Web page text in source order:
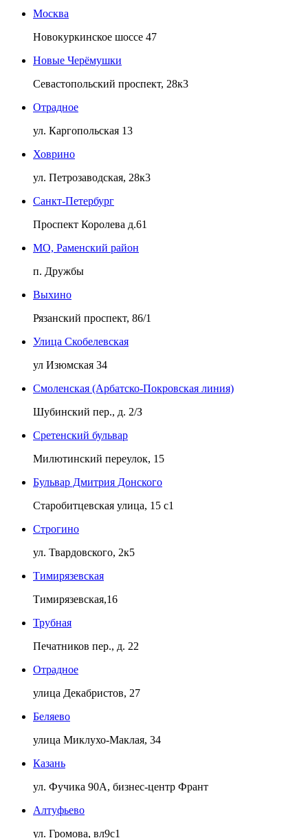
Москва
Новокуркинское шоссе 47
Новые Черёмушки
Севастопольский проспект, 28к3
Отрадное
ул. Каргопольская 13
Ховрино
ул. Петрозаводская, 28к3
Санкт-Петербург
Проспект Королева д.61
МО, Раменский район
п. Дружбы
Выхино
Рязанский проспект, 86/1
Улица Скобелевская
ул Изюмская 34
Смоленская (Арбатско-Покровская линия)
Шубинский пер., д. 2/З
Сретенский бульвар
Милютинский переулок, 15
Бульвар Дмитрия Донского
Старобитцевская улица, 15 с1
Строгино
ул. Твардовского, 2к5
Тимирязевская
Тимирязевская,16
Трубная
Печатников пер., д. 22
Отрадное
улица Декабристов, 27
Беляево
улица Миклухо-Маклая, 34
Казань
ул. Фучика 90А, бизнес-центр Франт
Алтуфьево
ул. Громова, вл9с1